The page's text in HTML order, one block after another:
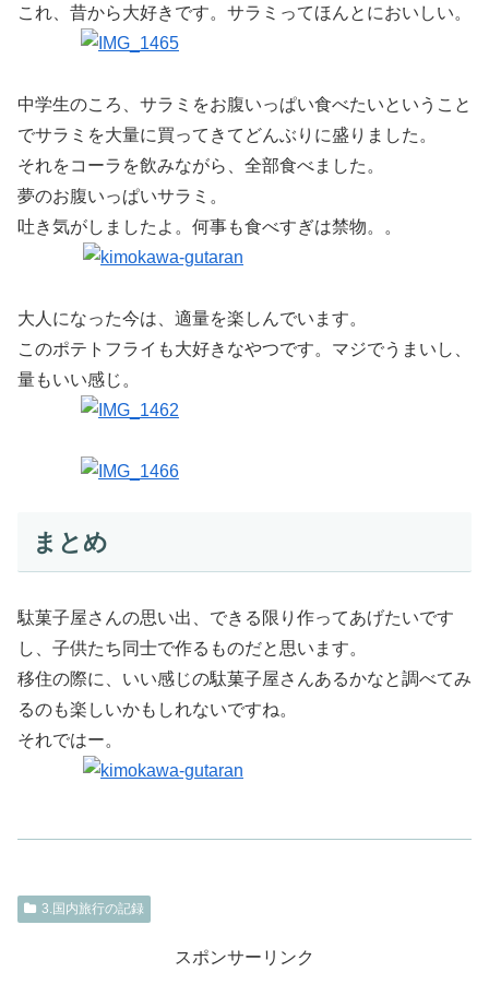
これ、昔から大好きです。サラミってほんとにおいしい。
中学生のころ、サラミをお腹いっぱい食べたいということ
でサラミを大量に買ってきてどんぶりに盛りました。
それをコーラを飲みながら、全部食べました。
夢のお腹いっぱいサラミ。
吐き気がしましたよ。何事も食べすぎは禁物。。
大人になった今は、適量を楽しんでいます。
このポテトフライも大好きなやつです。マジでうまいし、
量もいい感じ。
まとめ
駄菓子屋さんの思い出、できる限り作ってあげたいです
し、子供たち同士で作るものだと思います。
移住の際に、いい感じの駄菓子屋さんあるかなと調べてみ
るのも楽しいかもしれないですね。
それではー。
3.国内旅行の記録
スポンサーリンク